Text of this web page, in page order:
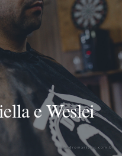
e Weslei